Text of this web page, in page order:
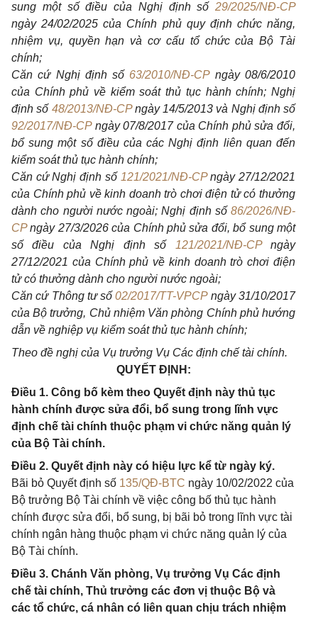
sung một số điều của Nghị định số 29/2025/NĐ-CP
ngày 24/02/2025 của Chính phủ quy định chức năng,
nhiệm vụ, quyền hạn và cơ cấu tổ chức của Bộ Tài
chính;
Căn cứ Nghị định số 63/2010/NĐ-CPngày 08/6/2010
của Chính phủ về kiểm soát thủ tục hành chính; Nghị
định số 48/2013/NĐ-CPngày 14/5/2013 và Nghị định số
92/2017/NĐ-CPngày 07/8/2017 của Chính phủ sửa đổi,
bổ sung một sốđiều của các Nghị định liên quan đến
kiểm soát thủ tục hành chính;
Căn cứ Nghị định số 121/2021/NĐ-CPngày 27/12/2021
của Chính phủ về kinh doanh trò chơi điện tử có thưởng
dành cho người nước ngoài; Nghị định số 86/2026/NĐ-
CPngày 27/3/2026 của Chính phủ sửa đổi, bổ sung một
số điều của Nghị định số 121/2021/NĐ-CPngày
27/12/2021 của Chính phủ về kinh doanh trò chơi điện
tử có thưởng dành cho người nước ngoài;
Căn cứ Thông tư số02/2017/TT-VPCPngày 31/10/2017
của Bộ trưởng, Chủ nhiệm Văn phòng Chính phủ hướng
dẫn về nghiệp vụ kiểm soát thủ tục hành chính;
Theo đề nghị của Vụ trưởng Vụ Các định chế tài chính.
QUYẾT ĐỊNH:
Điều 1. Công bố kèm theo Quyết định này thủ tục
hành chính được sửa đổi, bổ sung trong lĩnh vực
định chế tài chính thuộc phạm vi chức năng quản lý
của Bộ Tài chính.
Điều 2. Quyết định này có hiệu lực kể từ ngày ký.
Bãi bỏ Quyết định số 135/QĐ-BTC ngày 10/02/2022 của
Bộ trưởng Bộ Tài chính về việc công bố thủ tục hành
chính được sửa đổi, bổ sung, bị bãi bỏ trong lĩnh vực tài
chính ngân hàng thuộc phạm vi chức năng quản lý của
Bộ Tài chính.
Điều 3. Chánh Văn phòng, Vụ trưởng Vụ Các định
chế tài chính, Thủ trưởng các đơn vị thuộc Bộ và
các tổ chức, cá nhân có liên quan chịu trách nhiệm